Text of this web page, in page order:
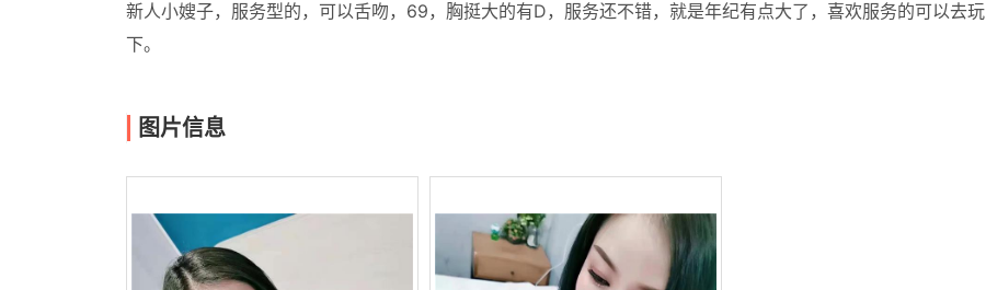
新人小嫂子，服务型的，可以舌吻，69，胸挺大的有D，服务还不错，就是年纪有点大了，喜欢服务的可以去玩
下。
图片信息